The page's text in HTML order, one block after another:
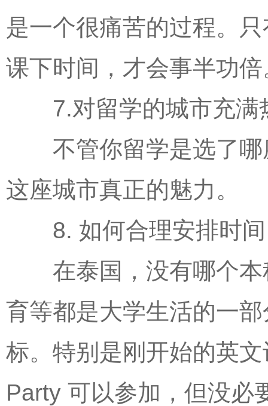
是一个很痛苦的过程。
课下时间，才会事半功倍
7.对留学的城市充满
不管你留学是选了哪
这座城市真正的魅力。
8. 如何合理安排时间
在泰国，没有哪个本
育等都是大学生活的一
标。特别是刚开始的英
Party 可以参加，但没必